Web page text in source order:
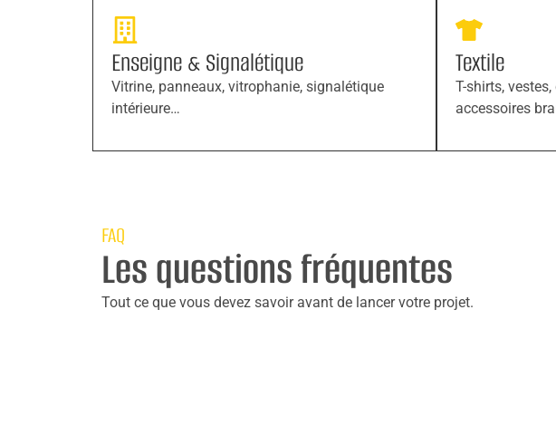
Enseigne & Signalétique
Vitrine, panneaux, vitrophanie, signalétique
intérieure…
Textile
T-shirts,
accessoires
FAQ
Les questions fréquentes
Tout ce que vous devez savoir avant de lancer votre projet.